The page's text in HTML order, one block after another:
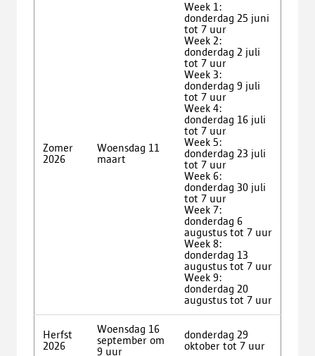
Zomer
2026
Woensdag 11
maart
Week 1:
donderdag 25 juni
tot 7 uur
Week 2:
donderdag 2 juli
tot 7 uur
Week 3:
donderdag 9 juli
tot 7 uur
Week 4:
donderdag 16 juli
tot 7 uur
Week 5:
donderdag 23 juli
tot 7 uur
Week 6:
donderdag 30 juli
tot 7 uur
Week 7:
donderdag 6
augustus tot 7 uur
Week 8:
donderdag 13
augustus tot 7 uur
Week 9:
donderdag 20
augustus tot 7 uur
Herfst
2026
Woensdag 16
september om
9 uur
donderdag 29
oktober tot 7 uur